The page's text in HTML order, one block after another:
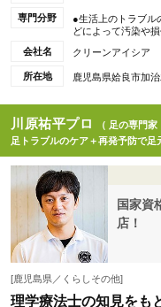
専門分野
●生活上のトラブル
どによって汚染や
会社名
クリーンアイシア
所在地 鹿児島県姶良市加
川原祐平プロ
（ 足の専門家
足トラブルのケア＋再発予防で足
国家資
店！
[鹿児島県／くらしその他]
理学療法士の知見をも